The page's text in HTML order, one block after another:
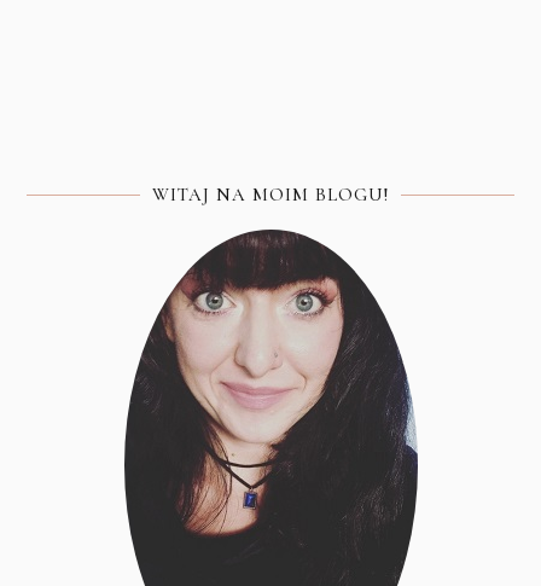
WITAJ NA MOIM BLOGU!